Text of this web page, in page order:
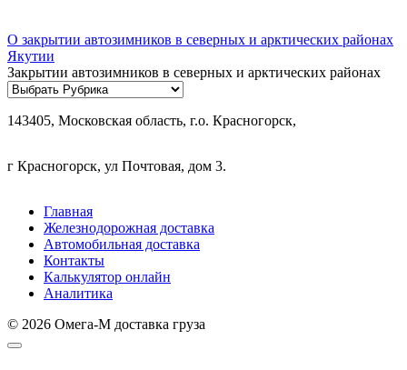
О закрытии автозимников в северных и арктических районах
Якутии
Закрытии автозимников в северных и арктических районах
Рубрики
143405, Московская область, г.о. Красногорск,
г Красногорск, ул Почтовая, дом 3.
Главная
Железнодорожная доставка
Автомобильная доставка
Контакты
Калькулятор онлайн
Аналитика
© 2026 Омега-М доставка груза